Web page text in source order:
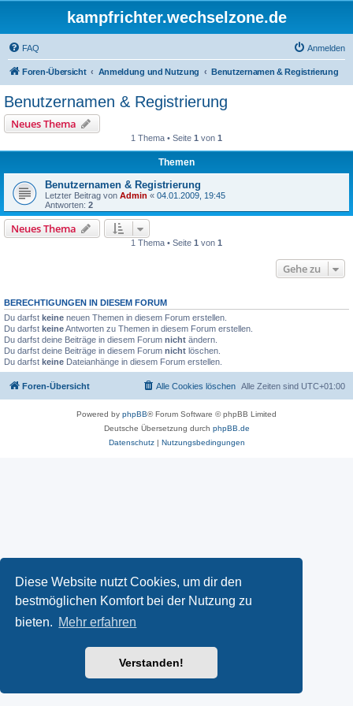
Diese Website nutzt Cookies, um dir den
bestmöglichen Komfort bei der Nutzung zu
bieten. Mehr erfahren
Verstanden!
kampfrichter.wechselzone.de
FAQ Anmelden
Foren-Übersicht Anmeldung und Nutzung Benutzernamen & Registrierung
Benutzernamen & Registrierung
Neues Thema
1 Thema • Seite 1 von 1
Themen
Benutzernamen & Registrierung
Letzter Beitrag von Admin « 04.01.2009, 19:45
Antworten: 2
Neues Thema
1 Thema • Seite 1 von 1
Gehe zu
BERECHTIGUNGEN IN DIESEM FORUM
Du darfst keine neuen Themen in diesem Forum erstellen.
Du darfst keineAntworten zu Themen in diesem Forum erstellen.
Du darfst deine Beiträge in diesem Forum nicht ändern.
Du darfst deine Beiträge in diesem Forum nicht löschen.
Du darfst keine Dateianhänge in diesem Forum erstellen.
Foren-Übersicht Alle Zeiten sind UTC+01:00
Alle Cookies löschen
Powered by phpBB® Forum Software © phpBB Limited
Deutsche Übersetzung durch phpBB.de
Datenschutz| Nutzungsbedingungen